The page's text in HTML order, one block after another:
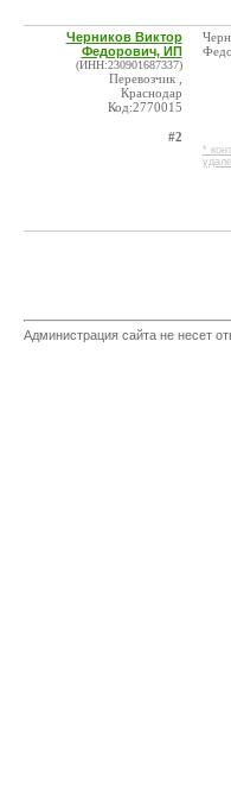
Черников Виктор
Федорович, ИП
(ИНН:230901687337)
Перевозчик ,
Краснодар
Код:2770015
#2
*
Администрация сайта не несет